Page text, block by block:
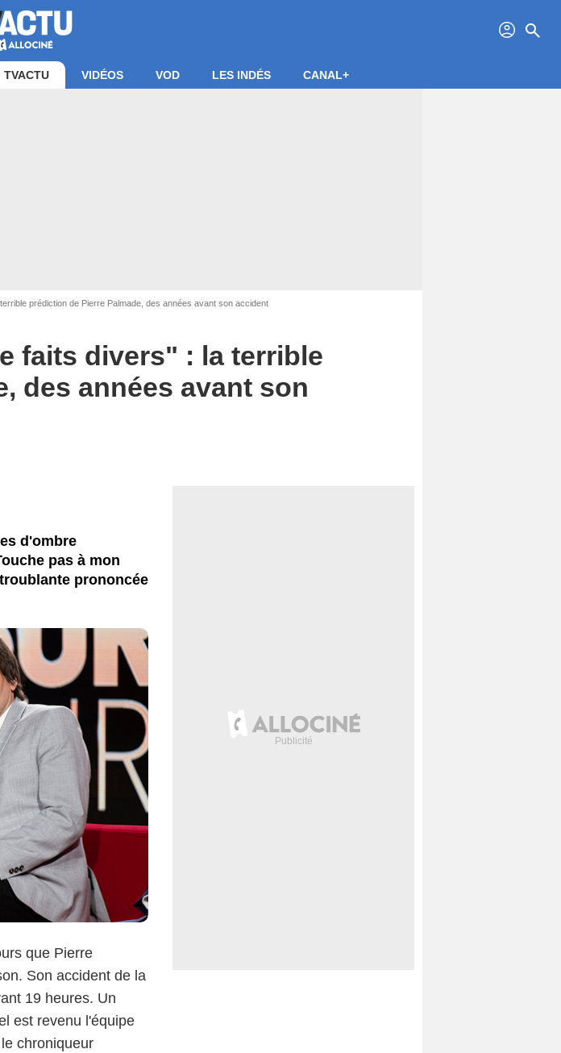
profil search
TVACTU VIDÉOS VOD LES INDÉS CANAL+
prédiction de Pierre Palmade, des années avant son accident
faits divers" : la terrible
des années avant son
article
d'ombre
pas à mon
prononcée
que Pierre
Son accident de la
19 heures. Un
est revenu l'équipe
chroniqueur